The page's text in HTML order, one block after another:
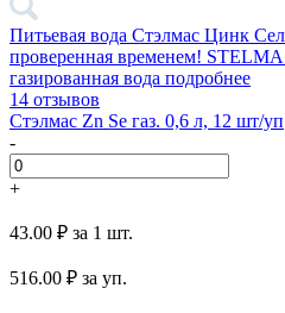
Питьевая вода Стэлмас Цинк
проверенная временем!
газированная вода подробнее
14 отзывов
Стэлмас Zn Se газ. 0,6 л, 12 шт/уп
-
+
43.00 ₽ за 1 шт.
516.00 ₽ за уп.